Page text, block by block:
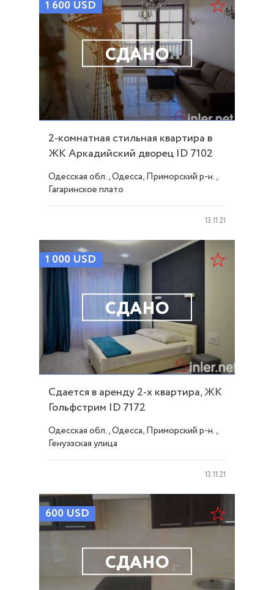
СДАНО
1 600 USD
2-комнатная стильная квартира в
ЖК Аркадийский дворец ID 7102
Одесская обл., Одесса, Приморский р-н.,
Гагаринское плато
13.11.21
СДАНО
1 000 USD
Сдается в аренду 2-х квартира, ЖК
Гольфстрим ID 7172
Одесская обл., Одесса, Приморский р-н.,
Генуэзская улица
13.11.21
СДАНО
600 USD